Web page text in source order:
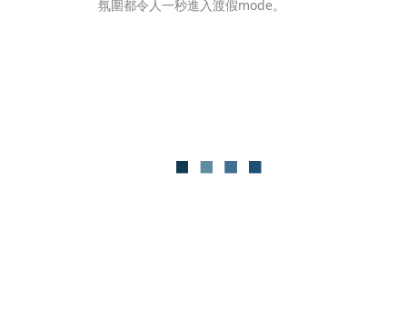
氛圍都令人一秒進入渡假mode。